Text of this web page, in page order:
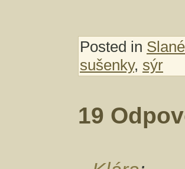
Posted in
sušenky, sýr
19